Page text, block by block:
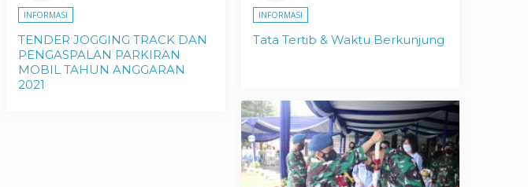
INFORMASI
TENDER JOGGING TRACK DAN
PENGASPALAN PARKIRAN
MOBIL TAHUN ANGGARAN
2021
INFORMASI
Tata Tertib & Waktu Berkunjung